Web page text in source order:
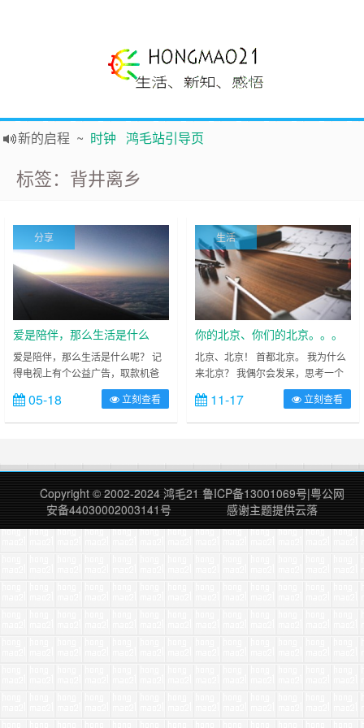
新的启程 ~ 时钟 鸿毛站引导页
践行自由、开放、互助分享的互联网精神
Hi，本站更换全新主题，欢迎访问，新主题来自云落的GIt，感谢。 -0907
鸿毛21-生活、新知、感悟 hongmao21.com
标签：背井离乡
分享
爱是陪伴，那么生活是什么
呢？​
爱是陪伴，那么生活是什么呢？ 记
得电视上有个公益广告，取款机爸
爸。每次看的时候都是特别的难受，
鼻子酸酸的，感慨不已……背井离乡
的人总是有太多的无可奈何，在外打
能呆多久？ 喜欢城市是因为开放，
理念上技术上的不断进取；充满着创
新和不屈不挠，奋斗是值得的。……
05-18 立刻查看
生活
你的北京、你们的北京。。。
北京、北京！ 首都北京。 我为什么
来北京？ 我偶尔会发呆，思考一个
问题， 我为什么来北京？我为什么
在北京，我…… 。。。 我现在在北
京， 明天呢？ 这里有我的欢笑和落
11-17 立刻查看
Copyright © 2002-2024 鸿毛21 鲁ICP备13001069号|粤公网
安备44030002003141号
感谢主题提供云落